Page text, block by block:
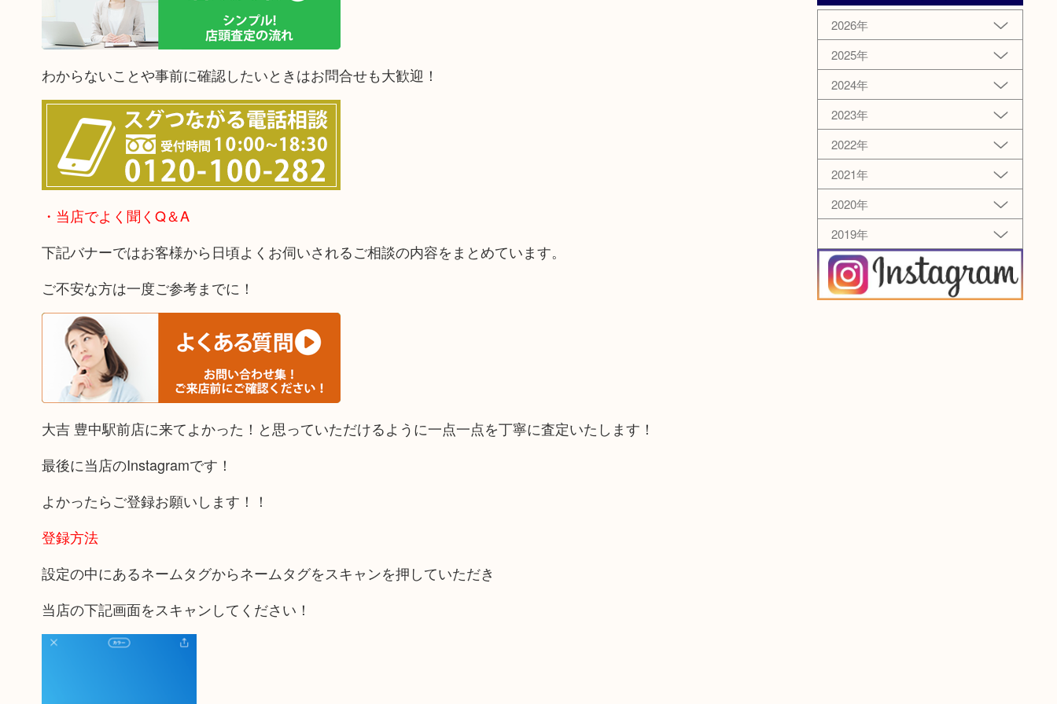
わからないことや事前に確認したいときはお問合せも大歓迎！
・当店でよく聞くQ＆A
下記バナーではお客様から日頃よくお伺いされるご相談の内容をまとめています。
ご不安な方は一度ご参考までに！
大吉 豊中駅前店に来てよかった！と思っていただけるように一点一点を丁寧に査定いたします！
最後に当店のInstagramです！
よかったらご登録お願いします！！
登録方法
設定の中にあるネームタグからネームタグをスキャンを押していただき
当店の下記画面をスキャンしてください！
2026年
2025年
2024年
2023年
2022年
2021年
2020年
2019年